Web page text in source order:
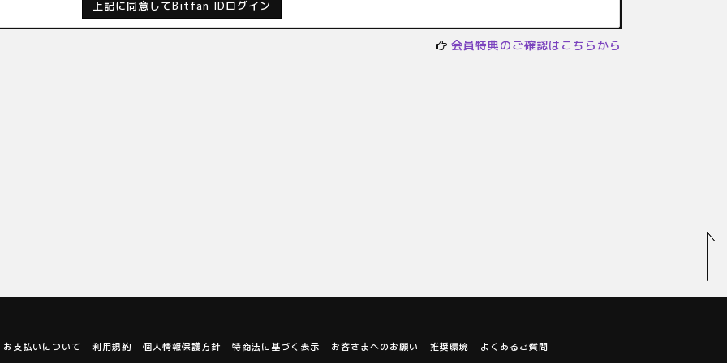
上記に同意してBitfan IDログイン
会員特典のご確認はこちらから
お支払いについて 利用規約 個人情報保護方針 特商法に基づく表示 お客さまへのお願い 推奨環境 よくあるご質問